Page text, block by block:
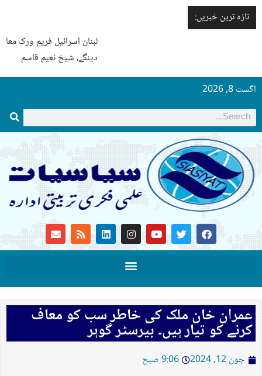
تازہ ترین خبریں:
لبنان اسرائیل فریم ورک معاہدے کی ایک شق بھی نافذ نہیں ہونے
اگست 8, 2026
عمران خان ملک کی خاطر سب کو معاف
کرنے کو تیار ہیں۔ بیرسٹر گوہر
جون 12, 2024 9:06 صبح